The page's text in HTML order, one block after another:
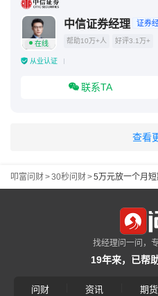
在线
中信证券经理 证券
帮助10万+人 好评3.1万+
从业认证
联系TA
查看
叩富问财>30秒问财>5万元放一个月短
找经理问一问，
19年来，已帮
问财 资讯 期货